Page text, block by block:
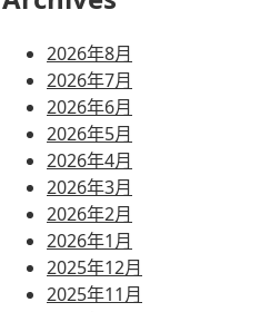
2026年8月
2026年7月
2026年6月
2026年5月
2026年4月
2026年3月
2026年2月
2026年1月
2025年12月
2025年11月